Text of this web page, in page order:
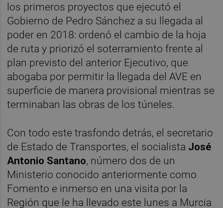
los primeros proyectos que ejecutó el
Gobierno de Pedro Sánchez a su llegada al
poder en 2018: ordenó el cambio de la hoja
de ruta y priorizó el soterramiento frente al
plan previsto del anterior Ejecutivo, que
abogaba por permitir la llegada del AVE en
superficie de manera provisional mientras se
terminaban las obras de los túneles.
Con todo este trasfondo detrás, el secretario
de Estado de Transportes, el socialista José
Antonio Santano, número dos de un
Ministerio conocido anteriormente como
Fomento e inmerso en una visita por la
Región que le ha llevado este lunes a Murcia